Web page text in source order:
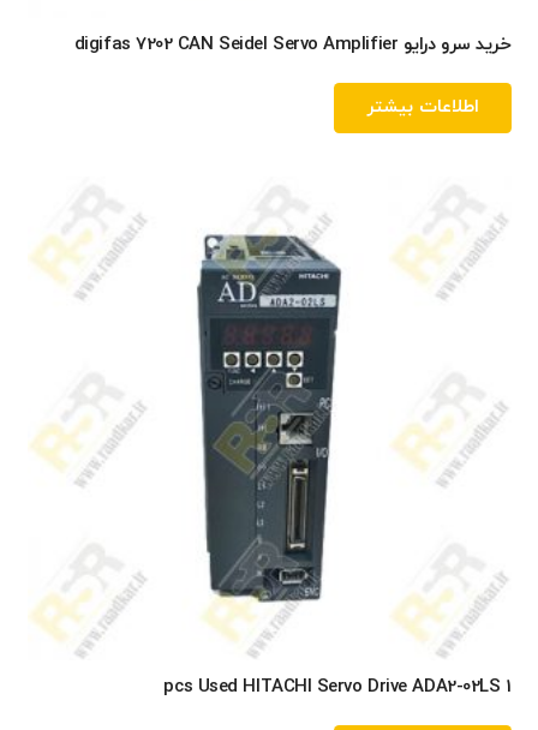
خرید سرو درایو digifas 7202 CAN Seidel Servo Amplifier
اطلاعات بیشتر
1 pcs Used HITACHI Servo Drive ADA2-02LS